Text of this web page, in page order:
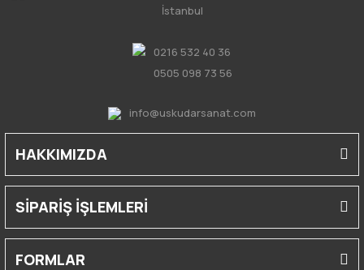
İstanbul
0216 532 40 36
0505 098 73 56
info@uskudarsanat.com
HAKKIMIZDA
SİPARİŞ İŞLEMLERİ
FORMLAR